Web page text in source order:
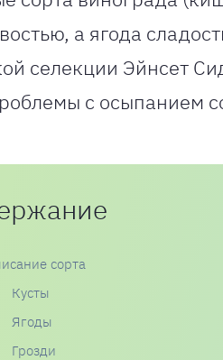
а ягода
селекции Эйнсет
с осыпанием
сорта
Кусты
Ягоды
Грозди